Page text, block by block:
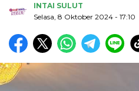
INTAI SULUT
Selasa, 8 Oktober 2024 - 17:10